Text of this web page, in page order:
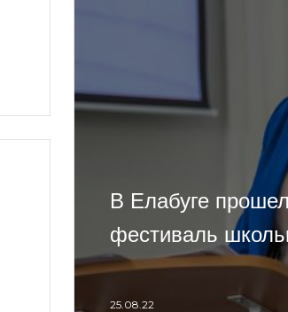
В Елабуге
фестиваль
25.08.22